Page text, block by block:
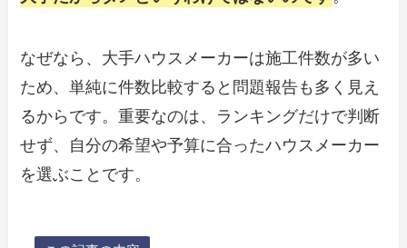
なぜなら、大手ハウスメーカーは施工件数が多い
ため、単純に件数比較すると問題報告も多く見え
るからです。重要なのは、ランキングだけで判断
せず、自分の希望や予算に合ったハウスメーカー
を選ぶことです。